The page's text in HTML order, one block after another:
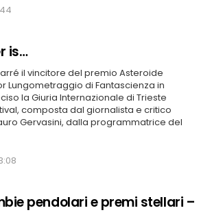
is…
il vincitore del premio Asteroide
Lungometraggio di Fantascienza in
la Giuria Internazionale di Trieste
composta dal giornalista e critico
Gervasini, dalla programmatrice del
pendolari e premi stellari –